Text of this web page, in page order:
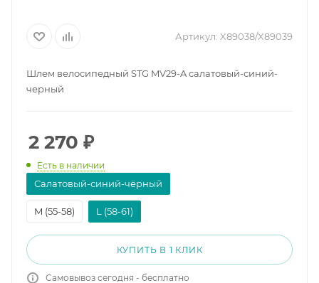
Артикул: X89038/X89039
Шлем велосипедный STG MV29-A салатовый-синий-
черный
2 270 ₽
Есть в наличии
Салатовый-синий-чёрный
M (55-58) L (58-61)
КУПИТЬ В 1 КЛИК
Самовывоз сегодня - бесплатно